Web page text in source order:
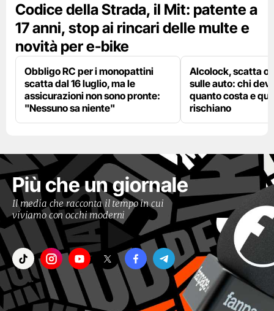
Codice della Strada, il Mit: patente a
17 anni, stop ai rincari delle multe e
novità per e-bike
Obbligo RC per i monopattini
scatta dal 16 luglio, ma le
assicurazioni non sono pronte:
"Nessuno sa niente"
Alcolock, scatta
sulle auto: chi
quanto costa e
rischiano
Più che un giornale
Il media che racconta il tempo in cui
viviamo con occhi moderni